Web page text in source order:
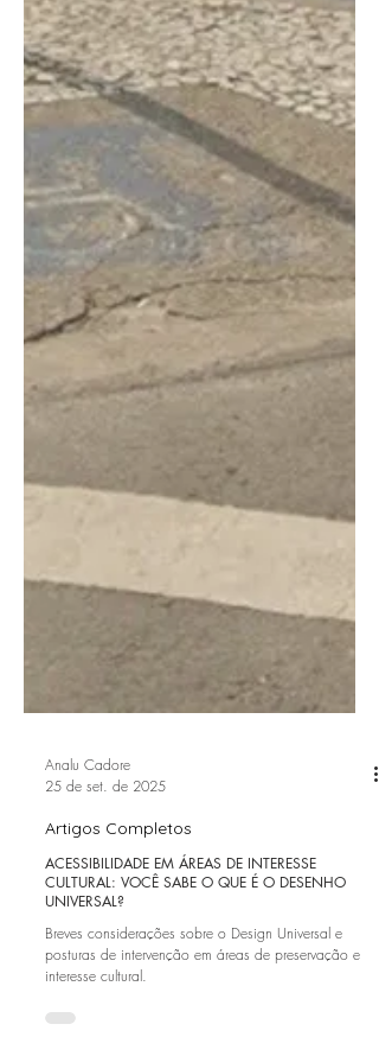
Analu Cadore
25 de set. de 2025
Artigos Completos
ACESSIBILIDADE EM ÁREAS DE INTERESSE
CULTURAL: VOCÊ SABE O QUE É O DESENHO
Breves considerações sobre o Design Universal e